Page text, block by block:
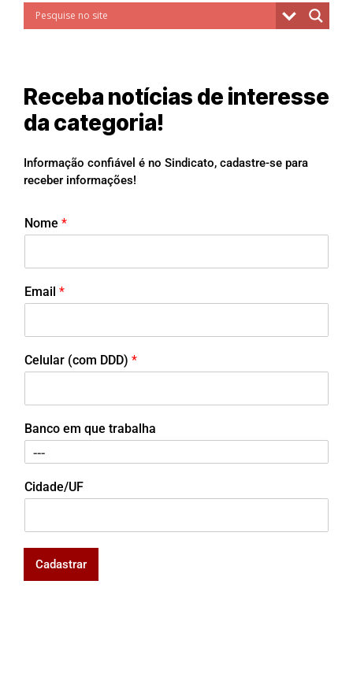
Receba notícias de interesse
da categoria!
Informação confiável é no Sindicato, cadastre-se para
receber informações!
Nome *
Email *
Celular (com DDD) *
Banco em que trabalha
Cidade/UF
Cadastrar